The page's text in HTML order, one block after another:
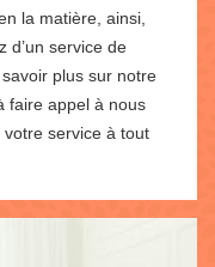
la matière, ainsi,
d’un service de
plus sur notre
faire appel à nous
service à tout